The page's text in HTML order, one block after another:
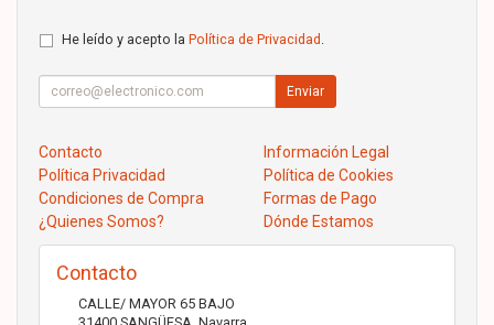
He leído y acepto la Política de Privacidad
Enviar
Contacto
Información Legal
Política Privacidad
Política de Cookies
Condiciones de Compra
Formas de Pago
¿Quienes Somos?
Dónde Estamos
Contacto
CALLE/ MAYOR 65 BAJO